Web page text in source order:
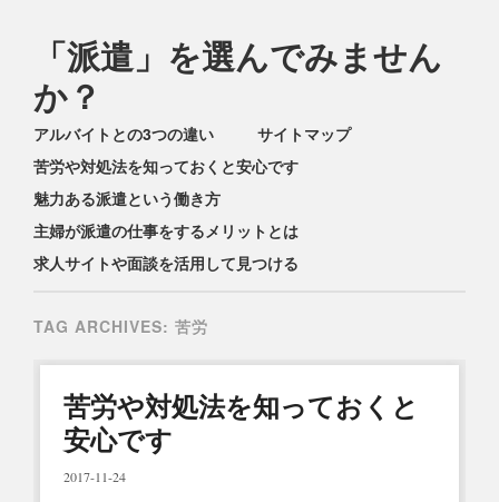
「派遣」を選んでみません
か？
Main menu
Skip
to
content
アルバイトとの3つの違い
サイトマップ
苦労や対処法を知っておくと安心です
魅力ある派遣という働き方
主婦が派遣の仕事をするメリットとは
求人サイトや面談を活用して見つける
TAG ARCHIVES: 苦労
苦労や対処法を知っておくと
安心です
2017-11-24